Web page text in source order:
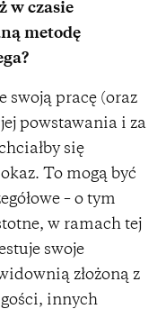
w czasie
metodę
swoją pracę (oraz
powstawania i za
się
To mogą być
– o tym
w ramach tej
swoje
złożoną z
innych